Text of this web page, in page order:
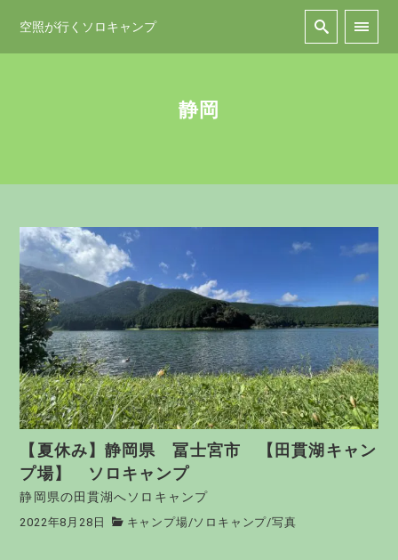
空照が行くソロキャンプ
静岡
【夏休み】静岡県 冨士宮市 【田貫湖キャン
プ場】 ソロキャンプ
静岡県の田貫湖へソロキャンプ
2022年8月28日 キャンプ場/ソロキャンプ/写真